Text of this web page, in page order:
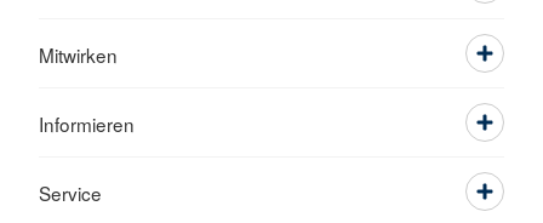
Mitwirken
Informieren
Service